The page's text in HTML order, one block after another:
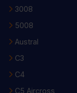
3008
5008
Austral
C3
C4
C5 Aircross